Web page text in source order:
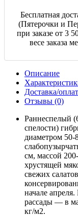
Бесплатная
(Пятерочки и
при заказе от 3
весе заказа
Описание
Доставка/
Отзывы (0)
Раннеспелый
спелости)
диаметром 50-
см, массой
хрустящей
свежих
начале
рассады — в
кг/м2.